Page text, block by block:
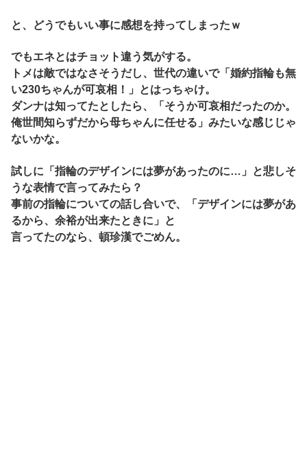
と、どうでもいい事に感想を持ってしまったｗ
でもエネとはチョット違う気がする。
トメは敵ではなさそうだし、世代の違いで「婚約指輪も無
い230ちゃんが可哀相！」とはっちゃけ。
ダンナは知ってたとしたら、「そうか可哀相だったのか。
俺世間知らずだから母ちゃんに任せる」みたいな感じじゃ
ないかな。
試しに「指輪のデザインには夢があったのに…」と悲しそ
うな表情で言ってみたら？
事前の指輪についての話し合いで、「デザインには夢があ
るから、余裕が出来たときに」と
言ってたのなら、頓珍漢でごめん。